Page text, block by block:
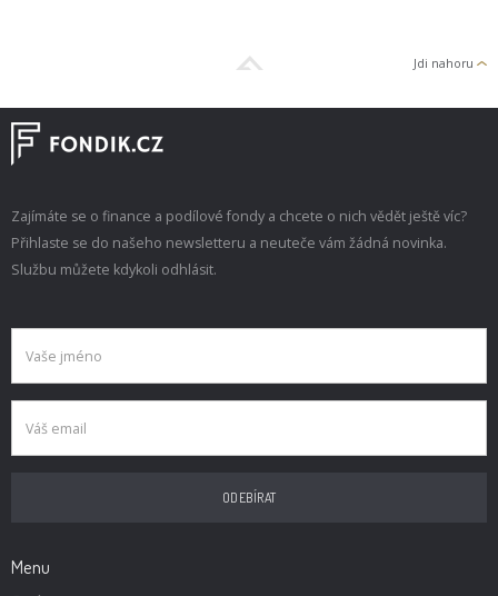
Jdi nahoru
Zajímáte se o finance a podílové fondy a chcete o nich vědět ještě víc?
Přihlaste se do našeho newsletteru a neuteče vám žádná novinka.
Službu můžete kdykoli odhlásit.
Menu